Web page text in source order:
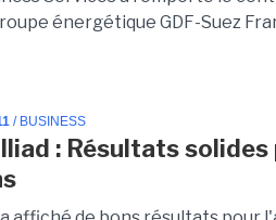
énergétique GDF-Suez
/ BUSINESS
: Résultats